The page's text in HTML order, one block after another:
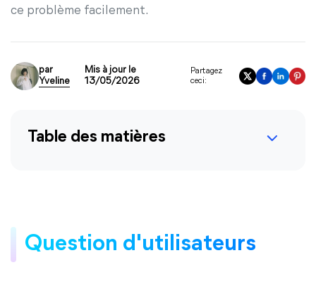
ce problème facilement.
par
Yveline
Mis à jour le
13/05/2026
Partagez
ceci:
Table des matières
Question d'utilisateurs